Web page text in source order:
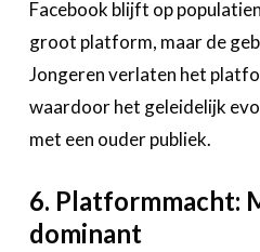
Facebook blijft op
groot platform, maar de
Jongeren verlaten het
waardoor het geleidelijk
met een ouder publiek.
6. Platformmacht:
dominant